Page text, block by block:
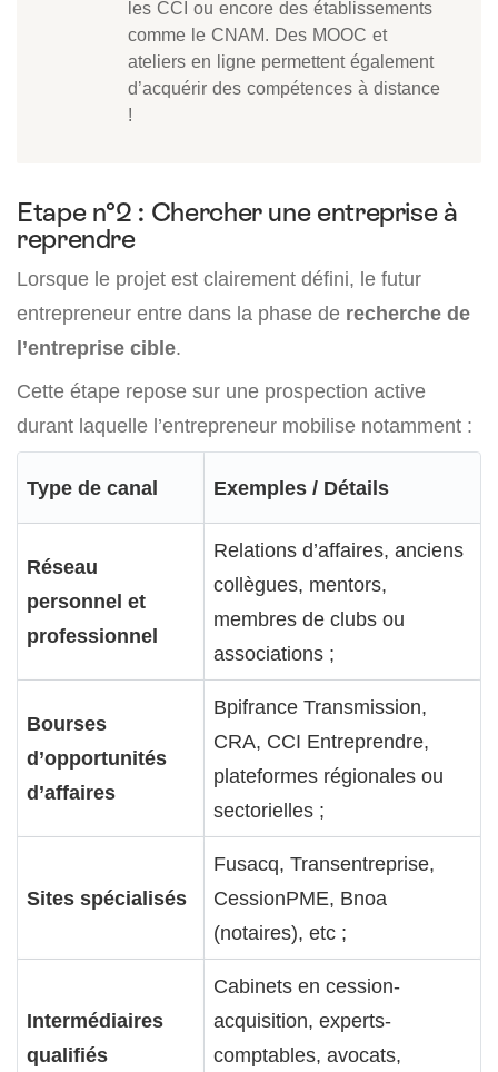
les CCI ou encore des établissements
comme le CNAM. Des MOOC et
ateliers en ligne permettent également
d’acquérir des compétences à distance
!
Etape n°2 : Chercher une entreprise à
reprendre
Lorsque le projet est clairement défini, le futur
entrepreneur entre dans la phase de recherche de
l’entreprise cible.
Cette étape repose sur une prospection active
durant laquelle l’entrepreneur mobilise notamment :
Type de canal Exemples / Détails
Réseau
personnel et
professionnel
Relations d’affaires, anciens
collègues, mentors,
membres de clubs ou
associations ;
Bourses
d’opportunités
d’affaires
Bpifrance Transmission,
CRA, CCI Entreprendre,
plateformes régionales ou
sectorielles ;
Sites spécialisés
Fusacq, Transentreprise,
CessionPME, Bnoa
(notaires), etc ;
Intermédiaires
qualifiés
Cabinets en cession-
acquisition, experts-
comptables, avocats,